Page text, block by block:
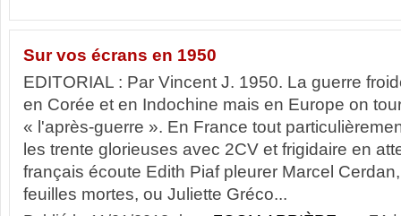
Sur vos écrans en 1950
EDITORIAL : Par Vincent J. 1950. La guerre
en Corée et en Indochine mais en Europe on
« l'après-guerre ». En France tout
les trente glorieuses avec 2CV et frigidaire en
français écoute Edith Piaf pleurer Marcel
feuilles mortes, ou Juliette Gréco...